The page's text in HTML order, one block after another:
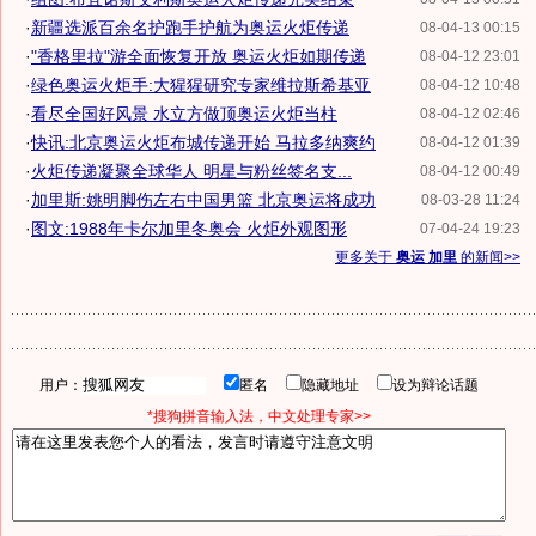
08-04-13 00:15
·新疆选派百余名护跑手护航为奥运火炬传递
08-04-12 23:01
·"香格里拉"游全面恢复开放 奥运火炬如期传递
08-04-12 10:48
·绿色奥运火炬手:大猩猩研究专家维拉斯希基亚
08-04-12 02:46
·看尽全国好风景 水立方做顶奥运火炬当柱
08-04-12 01:39
·快讯:北京奥运火炬布城传递开始 马拉多纳爽约
08-04-12 00:49
·火炬传递凝聚全球华人 明星与粉丝签名支...
08-03-28 11:24
·加里斯:姚明脚伤左右中国男篮 北京奥运将成功
07-04-24 19:23
·图文:1988年卡尔加里冬奥会 火炬外观图形
更多关于 奥运 加里 的新闻>>
用户： 匿名 隐藏地址
设为辩论话题
*搜狗拼音输入法，中文处理专家>>